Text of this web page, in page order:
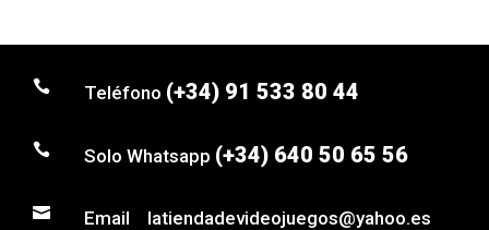
 Teléfono (+34) 91 533 80 44
 Solo Whatsapp (+34) 640 50 65 56
 Email latiendadevideojuegos@yahoo.es